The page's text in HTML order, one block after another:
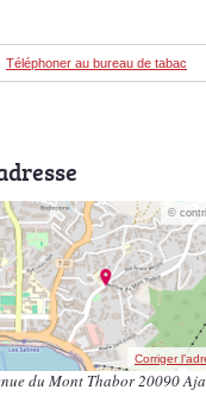
Téléphoner au bureau de tabac
©
Corriger
du Mont Thabor 20090